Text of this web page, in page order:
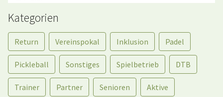
Kategorien
Return Vereinspokal Inklusion Padel
Pickleball Sonstiges Spielbetrieb DTB
Trainer Partner Senioren Aktive